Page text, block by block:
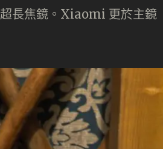
長焦鏡。Xiaomi 更於主鏡